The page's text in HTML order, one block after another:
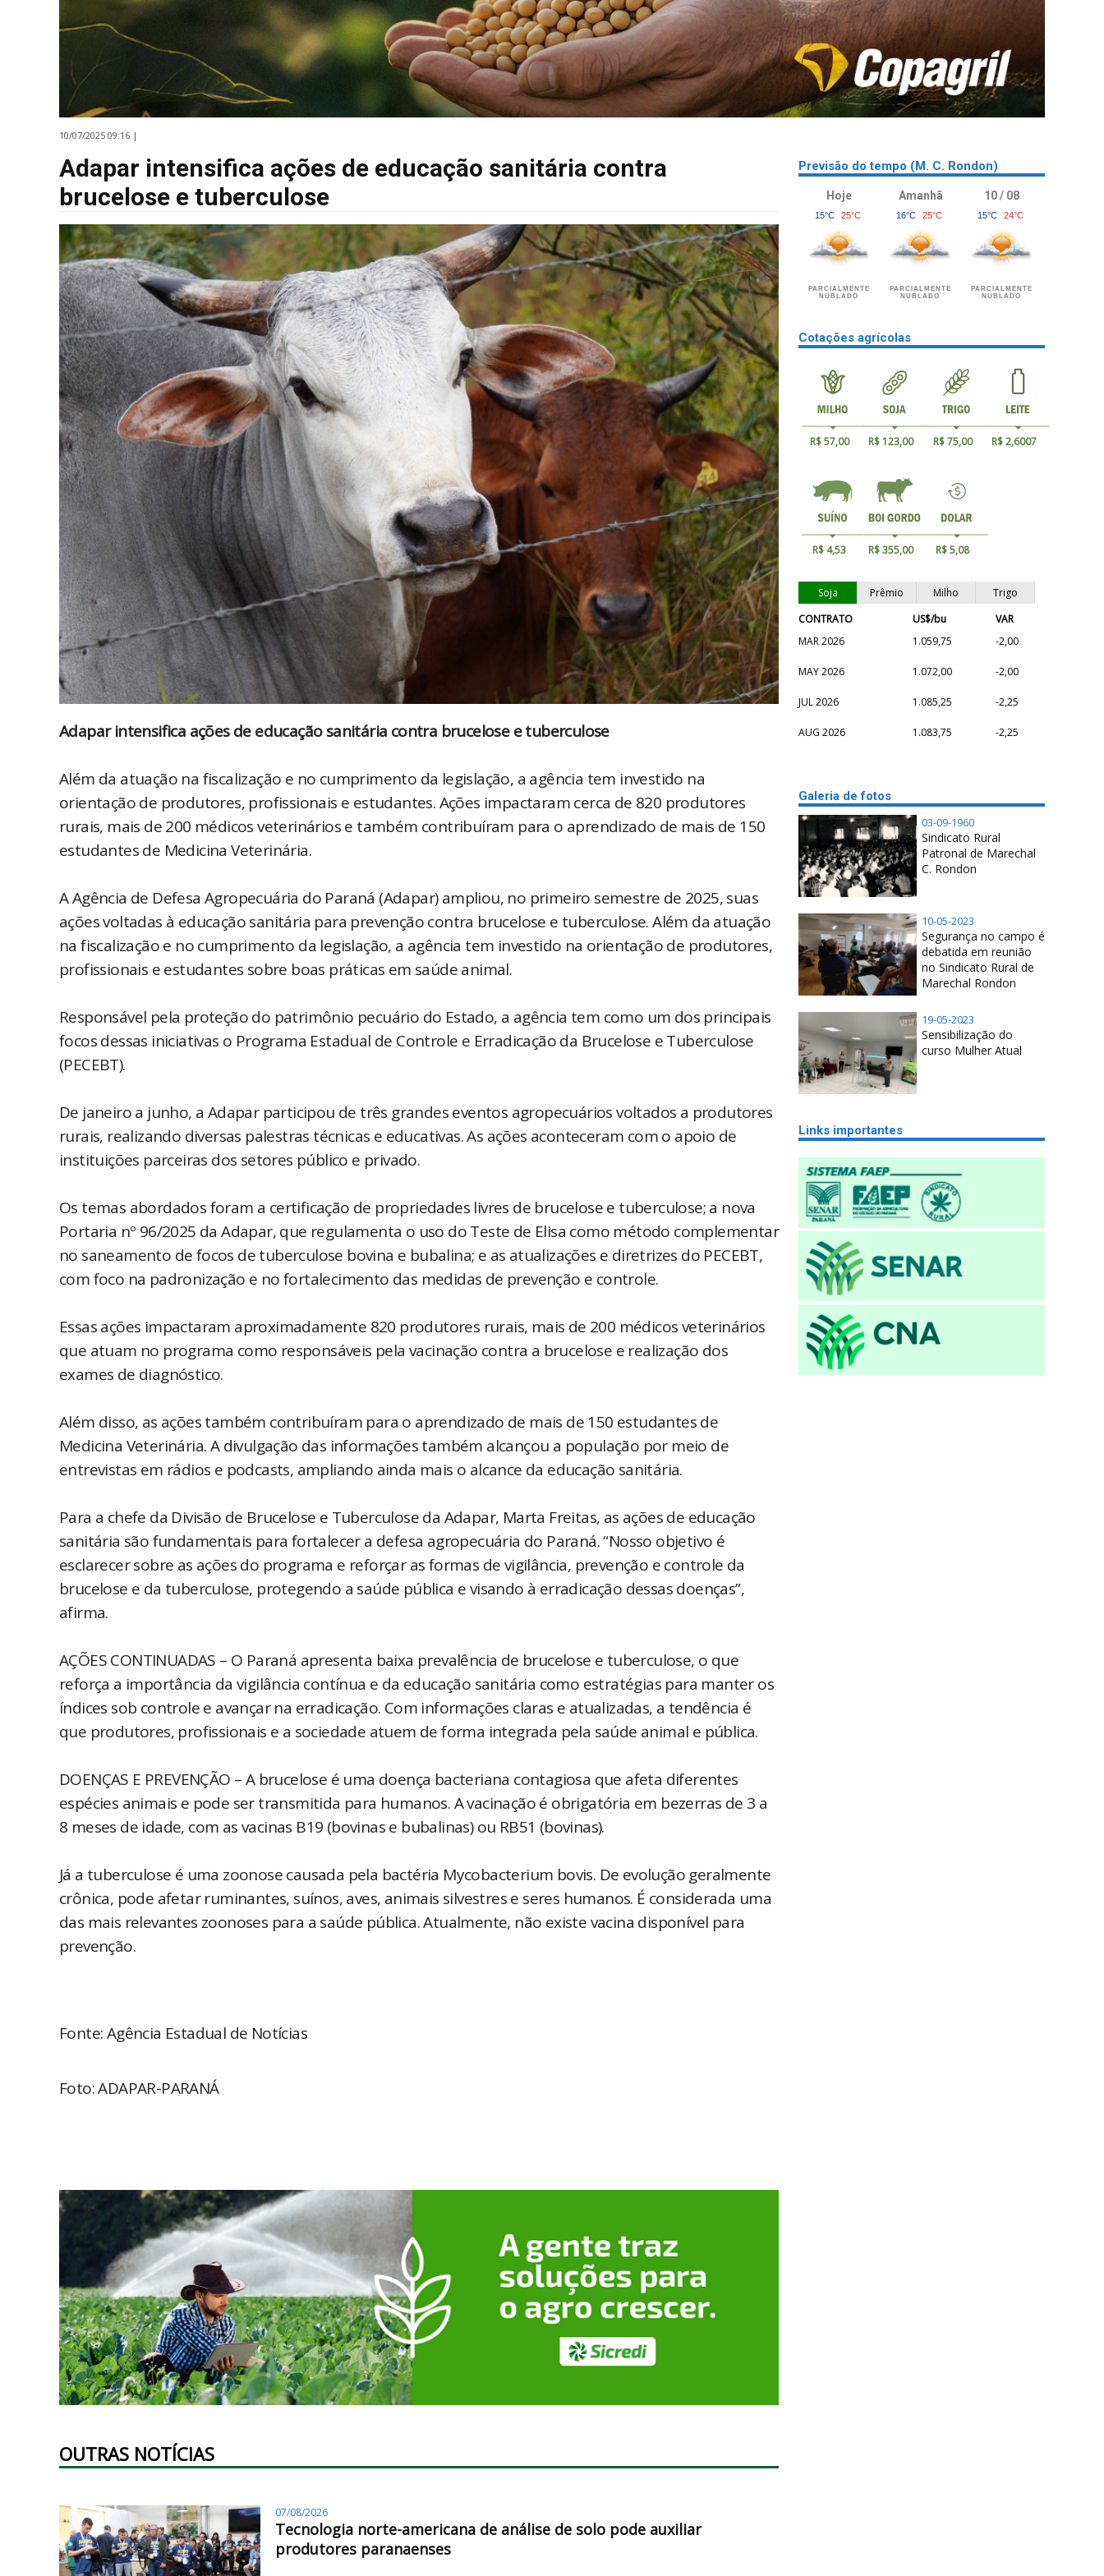
10/07/2025 09:16 |
Adapar intensifica ações de educação sanitária contra
brucelose e tuberculose
Adapar intensifica ações de educação sanitária contra brucelose e tuberculose
Além da atuação na fiscalização e no cumprimento da legislação, a agência tem investido na
orientação de produtores, profissionais e estudantes. Ações impactaram cerca de 820 produtores
rurais, mais de 200 médicos veterinários e também contribuíram para o aprendizado de mais de 150
estudantes de Medicina Veterinária.
A Agência de Defesa Agropecuária do Paraná (Adapar) ampliou, no primeiro semestre de 2025, suas
ações voltadas à educação sanitária para prevenção contra brucelose e tuberculose. Além da atuação
na fiscalização e no cumprimento da legislação, a agência tem investido na orientação de produtores,
profissionais e estudantes sobre boas práticas em saúde animal.
Responsável pela proteção do patrimônio pecuário do Estado, a agência tem como um dos principais
focos dessas iniciativas o Programa Estadual de Controle e Erradicação da Brucelose e Tuberculose
(PECEBT).
De janeiro a junho, a Adapar participou de três grandes eventos agropecuários voltados a produtores
rurais, realizando diversas palestras técnicas e educativas. As ações aconteceram com o apoio de
instituições parceiras dos setores público e privado.
Os temas abordados foram a certificação de propriedades livres de brucelose e tuberculose; a nova
Portaria nº 96/2025 da Adapar, que regulamenta o uso do Teste de Elisa como método complementar
no saneamento de focos de tuberculose bovina e bubalina; e as atualizações e diretrizes do PECEBT,
com foco na padronização e no fortalecimento das medidas de prevenção e controle.
Essas ações impactaram aproximadamente 820 produtores rurais, mais de 200 médicos veterinários
que atuam no programa como responsáveis pela vacinação contra a brucelose e realização dos
exames de diagnóstico.
Além disso, as ações também contribuíram para o aprendizado de mais de 150 estudantes de
Medicina Veterinária. A divulgação das informações também alcançou a população por meio de
entrevistas em rádios e podcasts, ampliando ainda mais o alcance da educação sanitária.
Para a chefe da Divisão de Brucelose e Tuberculose da Adapar, Marta Freitas, as ações de educação
sanitária são fundamentais para fortalecer a defesa agropecuária do Paraná. “Nosso objetivo é
esclarecer sobre as ações do programa e reforçar as formas de vigilância, prevenção e controle da
brucelose e da tuberculose, protegendo a saúde pública e visando à erradicação dessas doenças”,
afirma.
AÇÕES CONTINUADAS – O Paraná apresenta baixa prevalência de brucelose e tuberculose, o que
reforça a importância da vigilância contínua e da educação sanitária como estratégias para manter os
índices sob controle e avançar na erradicação. Com informações claras e atualizadas, a tendência é
que produtores, profissionais e a sociedade atuem de forma integrada pela saúde animal e pública.
DOENÇAS E PREVENÇÃO – A brucelose é uma doença bacteriana contagiosa que afeta diferentes
espécies animais e pode ser transmitida para humanos. A vacinação é obrigatória em bezerras de 3 a
8 meses de idade, com as vacinas B19 (bovinas e bubalinas) ou RB51 (bovinas).
Já a tuberculose é uma zoonose causada pela bactéria Mycobacterium bovis. De evolução geralmente
crônica, pode afetar ruminantes, suínos, aves, animais silvestres e seres humanos. É considerada uma
das mais relevantes zoonoses para a saúde pública. Atualmente, não existe vacina disponível para
prevenção.
Fonte: Agência Estadual de Notícias
Foto: ADAPAR-PARANÁ
OUTRAS NOTÍCIAS
07/08/2026
Tecnologia norte-americana de análise de solo pode auxiliar
produtores paranaenses
Previsão do tempo (M. C. Rondon)
Hoje
15°C 25°C
PARCIALMENTE
NUBLADO
Amanhã
16°C 25°C
PARCIALMENTE
NUBLADO
10 / 08
15°C 24°C
PARCIALMENTE
NUBLADO
Cotações agrícolas
R$ 57,00 R$ 123,00 R$ 75,00 R$ 2,6007
R$ 4,53 R$ 355,00 R$ 5,08
Soja Prêmio Milho
Trigo
CONTRATO
US$/bu
VAR
MAR 2026
1.059,75 -2,00
MAY 2026 1.072,00 -2,00
JUL 2026 1.085,25 -2,25
AUG 2026 1.083,75 -2,25
Galeria de fotos
03-09-1960
Sindicato Rural
Patronal de Marechal
C. Rondon
10-05-2023
Segurança no campo é
debatida em reunião
no Sindicato Rural de
Marechal Rondon
19-05-2023
Sensibilização do
curso Mulher Atual
Links importantes